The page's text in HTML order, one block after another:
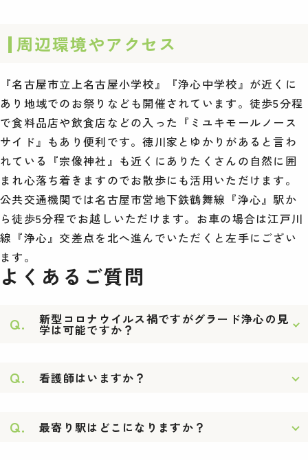
周辺環境やアクセス
『名古屋市立上名古屋小学校』『浄心中学校』が近くに
あり地域でのお祭りなども開催されています。徒歩5分程
で食料品店や飲食店などの入った『ミユキモールノース
サイド』もあり便利です。徳川家とゆかりがあると言わ
れている『宗像神社』も近くにありたくさんの自然に囲
まれ心落ち着きますのでお散歩にも活用いただけます。
公共交通機関では名古屋市営地下鉄鶴舞線『浄心』駅か
ら徒歩5分程でお越しいただけます。お車の場合は江戸川
線『浄心』交差点を北へ進んでいただくと左手にござい
ます。
よくあるご質問
Q. 新型コロナウイルス禍ですがグラード浄心の見
学は可能ですか？
Q. 看護師はいますか？
Q. 最寄り駅はどこになりますか？